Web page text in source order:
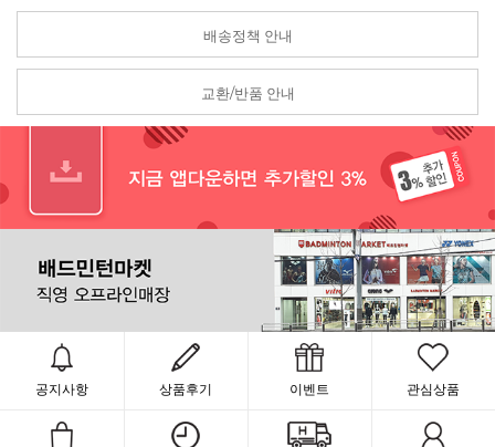
배송정책 안내
교환/반품 안내
공지사항 상품후기 이벤트 관심상품